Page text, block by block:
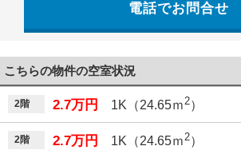
電話でお問合せ
こちらの物件の空室状況
2階 2.7万円 1K（24.65ｍ2）
2階 2.7万円 1K（24.65ｍ2）